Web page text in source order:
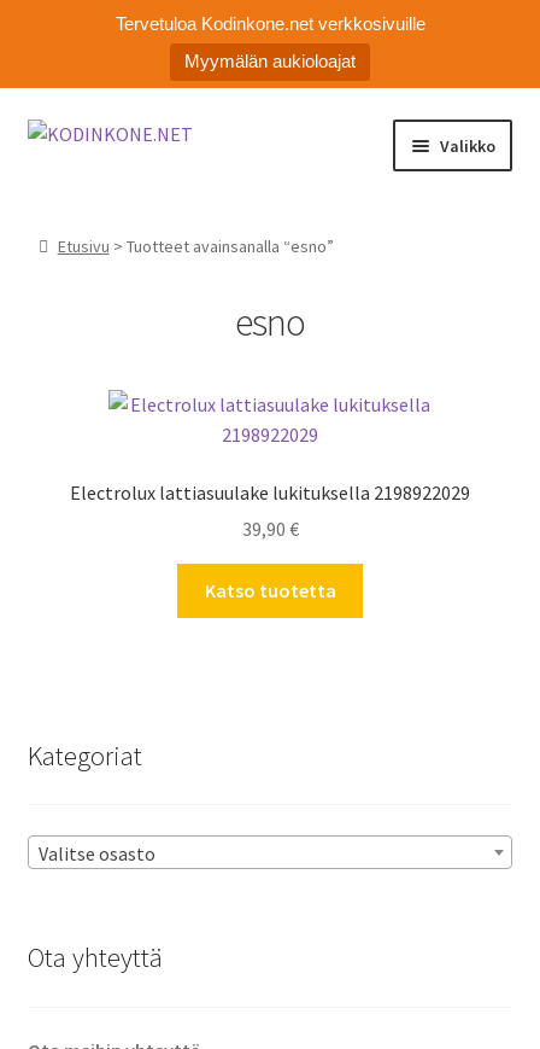
Tervetuloa Kodinkone.net verkkosivuille
Myymälän aukioloajat
Siirry
Siirry
Valikko
Asiakaspalvelu
Etusivu > Tuotteet avainsanalla “esno”
esno
Electrolux lattiasuulake lukituksella 2198922029
39,90 €
Katso tuotetta
Kategoriat
Valitse osasto
Ota yhteyttä